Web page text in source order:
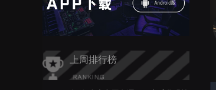
上周排行榜